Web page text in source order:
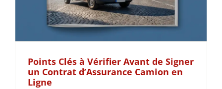
Points Clés à Vérifier Avant de Signer
un Contrat d’Assurance Camion en
Ligne